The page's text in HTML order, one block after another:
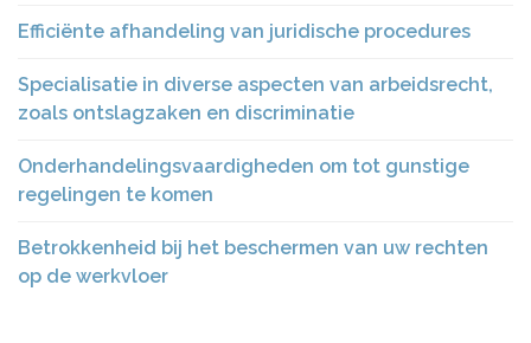
Efficiënte afhandeling van juridische procedures
Specialisatie in diverse aspecten van arbeidsrecht,
zoals ontslagzaken en discriminatie
Onderhandelingsvaardigheden om tot gunstige
regelingen te komen
Betrokkenheid bij het beschermen van uw rechten
op de werkvloer